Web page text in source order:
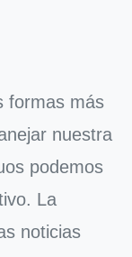
formas más
nuestra
podemos
La
noticias